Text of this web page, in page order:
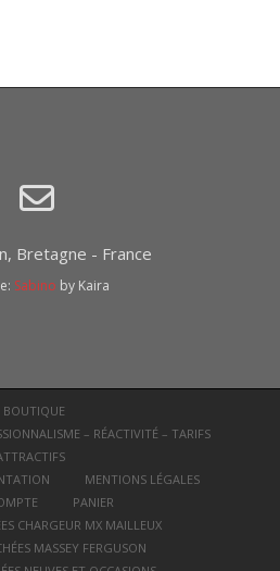
Bretagne - France
Sabino by Kaira
BOUTIQUE
– RÉACTIVITÉ – TARIFS
MENTIONS LÉGALES
PANIER
CHARGEUR MX MAILLEUX
MASSEY FERGUSON